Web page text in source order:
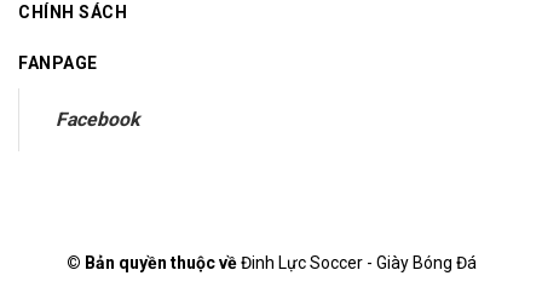
CHÍNH SÁCH
FANPAGE
Facebook
© Bản quyền thuộc vềĐinh Lực Soccer - Giày Bóng Đá